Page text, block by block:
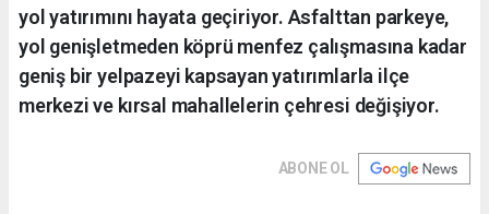
yol yatırımını hayata geçiriyor. Asfalttan parkeye,
yol genişletmeden köprü menfez çalışmasına kadar
geniş bir yelpazeyi kapsayan yatırımlarla ilçe
merkezi ve kırsal mahallelerin çehresi değişiyor.
ABONE OL